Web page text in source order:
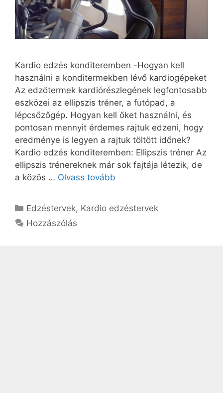
Kardio edzés konditeremben -Hogyan kell
használni a konditermekben lévő kardiogépeket
Az edzőtermek kardiórészlegének legfontosabb
eszközei az ellipszis tréner, a futópad, a
lépcsőzőgép. Hogyan kell őket használni, és
pontosan mennyit érdemes rajtuk edzeni, hogy
eredménye is legyen a rajtuk töltött időnek?
Kardio edzés konditeremben: Ellipszis tréner Az
ellipszis trénereknek már sok fajtája létezik, de
a közös … Olvass tovább
Kategória
Edzéstervek, Kardio edzéstervek
Hozzászólás